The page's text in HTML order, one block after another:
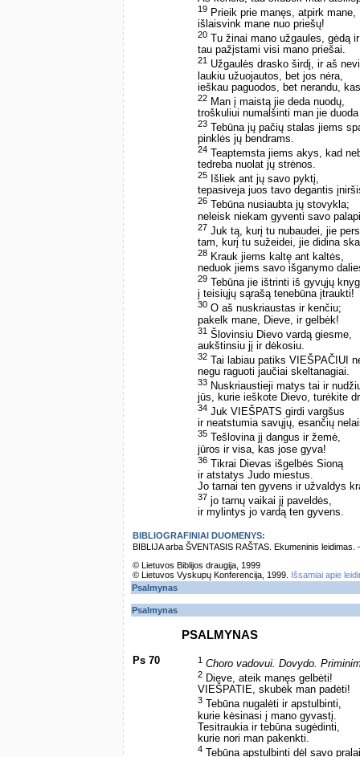
19 Prieik prie manęs, atpirk mane,
išlaisvink mane nuo priešų!
20 Tu žinai mano užgaules, gėdą
tau pažįstami visi mano priešai.
21
Užgaulės drasko širdį, ir aš
laukiu užuojautos, bet jos nėra,
ieškau paguodos, bet nerandu,
22 Man į maistą jie deda nuodų,
troškuliui numalšinti man jie
23 Tebūna jų pačių stalas jiems
pinklės jų bendrams.
24 Teaptemsta jiems akys, kad
tedreba nuolat jų strėnos.
25 Išliek ant jų savo pyktį,
tepasiveja juos tavo degantis
26 Tebūna nusiaubta jų stovykla;
neleisk niekam gyventi savo
27 Juk tą, kurį tu nubaudei, jie
tam, kurį tu sužeidei, jie didina
28 Krauk jiems kaltę ant kaltės,
neduok jiems savo išganymo
29 Tebūna jie ištrinti iš gyvųjų
į teisiųjų sąrašą tenebūna įtraukti!
30 O aš nuskriaustas ir kenčiu;
pakelk mane, Dieve, ir gelbėk!
31 Šlovinsiu Dievo vardą giesme,
aukštinsiu jį ir dėkosiu.
32 Tai labiau patiks VIEŠPAČIUI
negu raguoti jaučiai skeltanagiai.
33 Nuskriaustieji matys tai ir
jūs, kurie ieškote Dievo, turėkite
34 Juk VIEŠPATS girdi vargšus
ir neatstumia savųjų, esančių
35 Tešlovina jį dangus ir žemė,
jūros ir visa, kas jose gyva!
36 Tikrai Dievas išgelbės Sioną
ir atstatys Judo miestus.
Jo tarnai ten gyvens ir užvaldys
37 jo tarnų vaikai jį paveldės,
ir mylintys jo vardą ten gyvens.
BIBLIOGRAFINIAI DUOMENYS:
BIBLIJA arba ŠVENTASIS RAŠTAS. Ekumeninis
© Lietuvos Biblijos draugija, 1999
© Lietuvos Vyskupų Konferencija, 1999.
Išsamiai apie
Psalmynas
Psalmynas
PSALMYNAS
Ps 70 1 Choro vadovui. Dovydo.
2 Dieve, ateik manęs gelbėti!
VIEŠPATIE, skubėk man padėti!
3 Tebūna nugalėti ir apstulbinti,
kurie kėsinasi į mano gyvastį.
Tesitraukia ir tebūna sugėdinti,
kurie nori man pakenkti.
4 Tebūna apstulbinti dėl savo